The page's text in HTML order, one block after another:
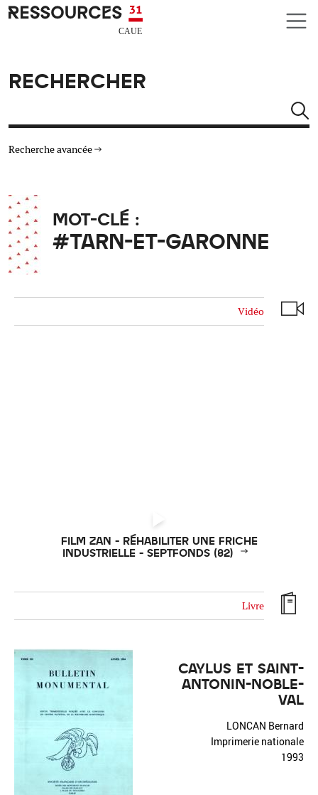
Aller au contenu principal
CAUE RESSOURCES 31
RECHERCHER
Recherche avancée
TYPE DE RESSOURCES
MATÉRIAUX
MOT-CLÉ :
#TARN-ET-GARONNE
Vidéo
FILM ZAN - RÉHABILITER UNE FRICHE
INDUSTRIELLE - SEPTFONDS (82)
Livre
CAYLUS ET SAINT-
ANTONIN-NOBLE-
VAL
LONCAN Bernard
Imprimerie nationale
1993